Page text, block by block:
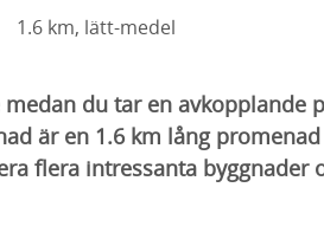
1.6 km, lätt-medel
du tar en avkopplande
är en 1.6 km lång
flera intressanta byggnader